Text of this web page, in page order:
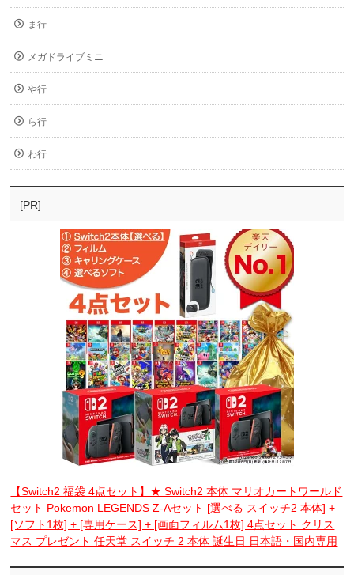
ま行
メガドライブミニ
や行
ら行
わ行
[PR]
【Switch2 福袋 4点セット】★ Switch2 本体 マリオカートワールド
セット Pokemon LEGENDS Z-Aセット [選べる スイッチ2 本体] +
[ソフト1枚] + [専用ケース] + [画面フィルム1枚] 4点セット クリス
マス プレゼント 任天堂 スイッチ 2 本体 誕生日 日本語・国内専用